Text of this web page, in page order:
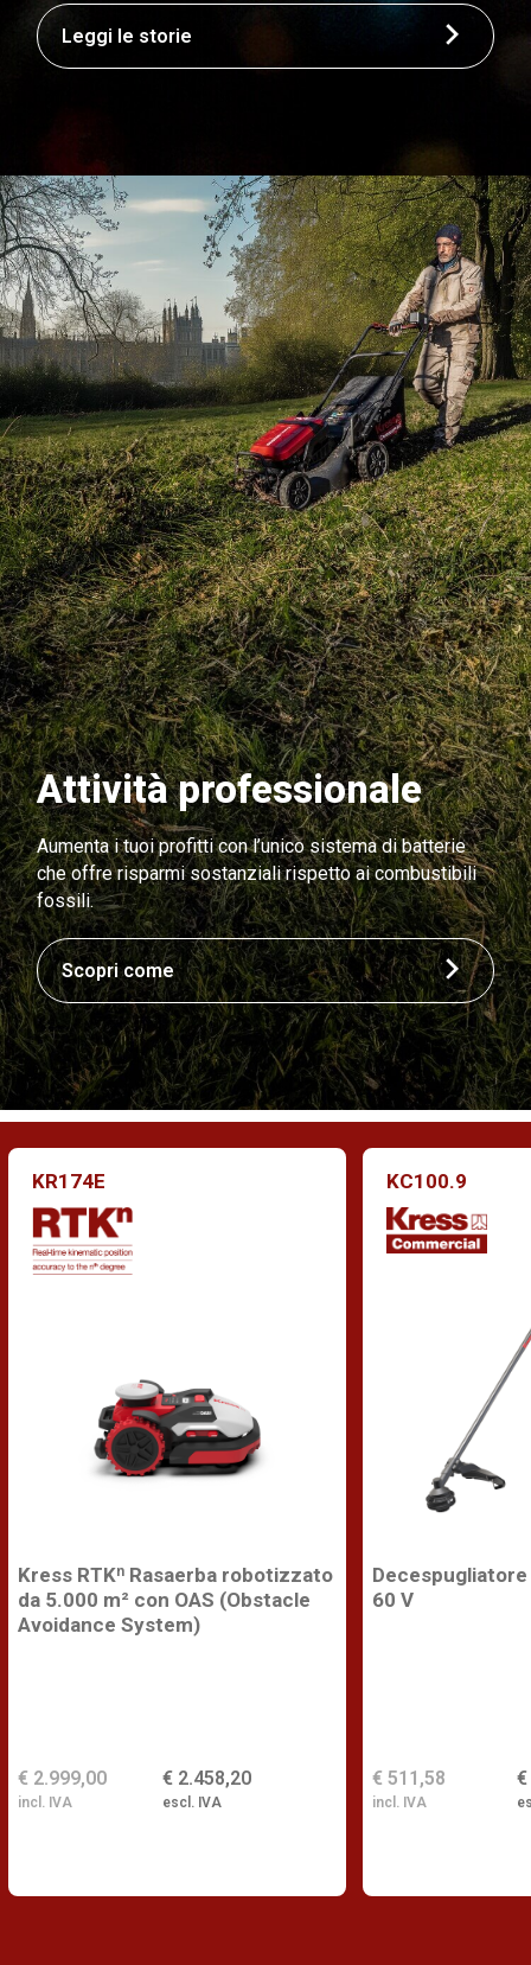
Leggi le storie
Attività professionale
Aumenta i tuoi profitti con l’unico sistema di batterie
che offre risparmi sostanziali rispetto ai combustibili
fossili.
Scopri come
KR174E
Kress RTKⁿ Rasaerba robotizzato
da 5.000 m² con OAS (Obstacle
Avoidance System)
€ 2.458,20
escl. IVA
€ 2.999,00
incl. IVA
KC100.9
60 V
€
€ 511,58
incl. IVA